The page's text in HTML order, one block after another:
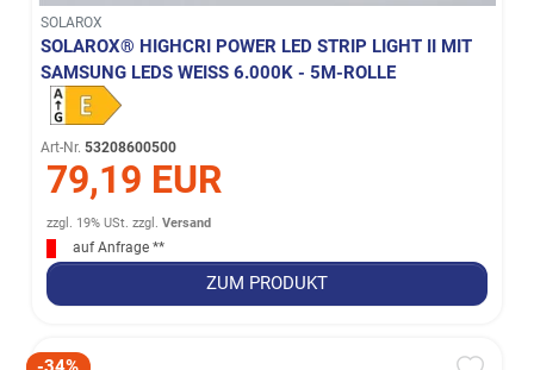
SOLAROX
SOLAROX® HIGHCRI POWER LED STRIP LIGHT II MIT
SAMSUNG LEDS WEISS 6.000K - 5M-ROLLE
Art-Nr. 53208600500
79,19 EUR
zzgl. 19% USt. zzgl.Versand
auf Anfrage **
ZUM PRODUKT